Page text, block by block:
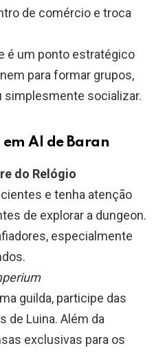
de comércio e troca
é um ponto estratégico
para formar grupos,
simplesmente socializar.
em Al de Baran
do Relógio
e tenha atenção
de explorar a dungeon.
especialmente
guilda, participe das
de Luina. Além da
exclusivas para os